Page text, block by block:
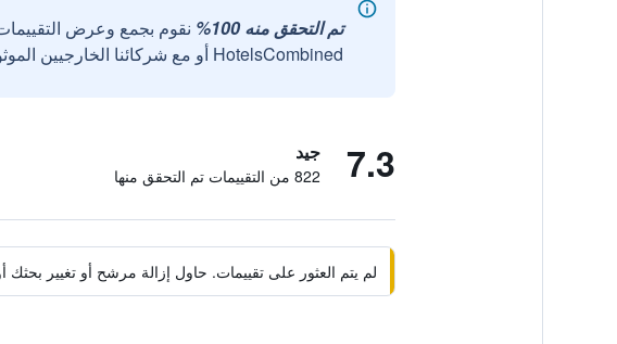
تم التحقق منه 100%
نقوم بجمع وعرض
HotelsCombined أو مع شركائنا الخارجيين الموثوقين.
7.3 جيد
822 من التقييمات تم التحقق منها
لم يتم العثور على تقييمات. حاول إزالة مرشح أو تغيير